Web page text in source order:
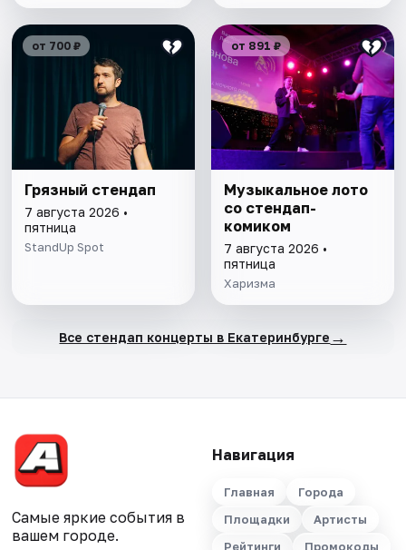
от 700 ₽
Грязный стендап
7 августа 2026 •
пятница
StandUp Spot
от 891 ₽
Музыкальное лото
со стендап-
комиком
7 августа 2026 •
пятница
Харизма
Все стендап концерты в Екатеринбурге →
Самые яркие события в
вашем городе.
Навигация
Главная
Города
Площадки
Артисты
Рейтинги
Промокоды